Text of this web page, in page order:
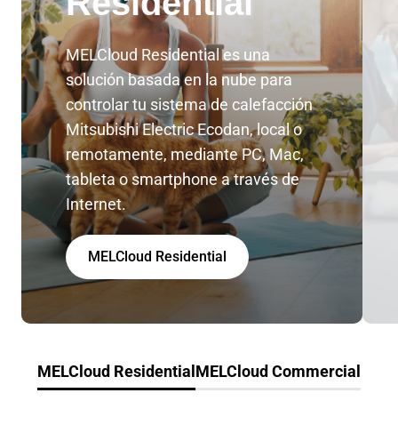
MELCloud Residential es una
solución basada en la nube para
controlar tu sistema de calefacción
Mitsubishi Electric Ecodan, local o
remotamente, mediante PC, Mac,
tableta o smartphone a través de
Internet.
MELCloud Residential
MELCloud Residential MELCloud Commercial